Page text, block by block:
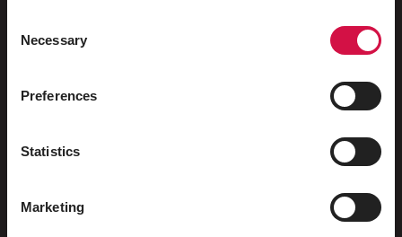
Selection
Necessary
Preferences
Statistics
Marketing
Coelhos